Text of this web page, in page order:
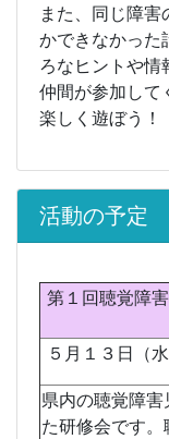
また、同じ障
かできなかった
ろなヒントや情
仲間が参加して
楽しく遊ぼう！
活動の予定
第１回聴覚
５月１３日（
県内の聴覚障
た研修会です